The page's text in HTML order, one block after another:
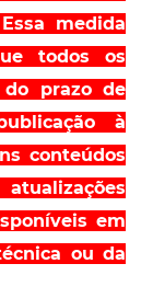
medida
todos os
prazo de
à
conteúdos
em
ou da